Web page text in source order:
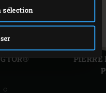
sélection
PIERRE